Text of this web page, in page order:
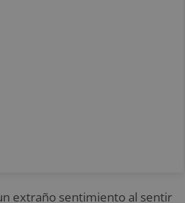
extraño sentimiento al sentir